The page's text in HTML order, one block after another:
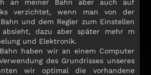
an meiner Bahn aber auch auf
verzichtet, wenn man von der
und dem Regler zum Einstellen
absieht, dazu aber später mehr m
und Elektronik.
haben wir an einem Computer
des Grundrisses unseres
wir optimal die vorhandene